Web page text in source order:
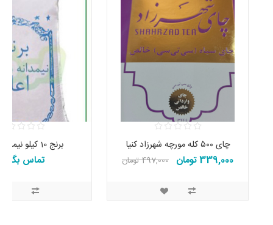
چای ۵۰۰ کله مورچه شهرزاد کنیا
339,000 تومان 497,000 تومان
برنج 10 کیلو نیمدانه گیلان
تماس